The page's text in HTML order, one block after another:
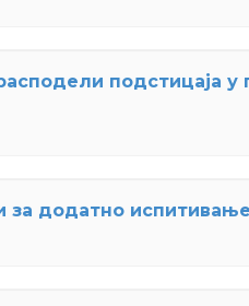
подстицаја у
за додатно